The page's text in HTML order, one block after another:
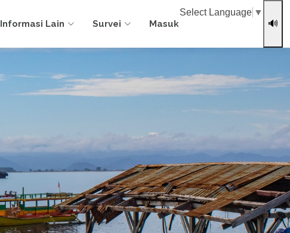
Informasi Lain Survei Masuk
Select Language ▼
🔊